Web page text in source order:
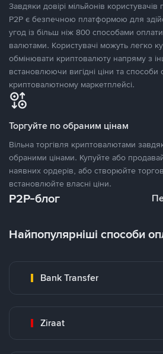
Завдяки довірі мільйонів
P2P є безпечною платформою для
угод із більш ніж 800 способами
валютами. Користувачі можуть легко
обмінювати криптовалюту напряму з
встановлюючи вигідні ціни та способи
криптовалютному маркетплейсі.
Торгуйте по обраним цінам
Вільна торгівля криптовалютами
обраними цінами. Купуйте або
наявних ордерів, або створюйте
встановлюйте власні ціни.
P2P-блог
Найпопулярніші способи
Bank Transfer
Ziraat